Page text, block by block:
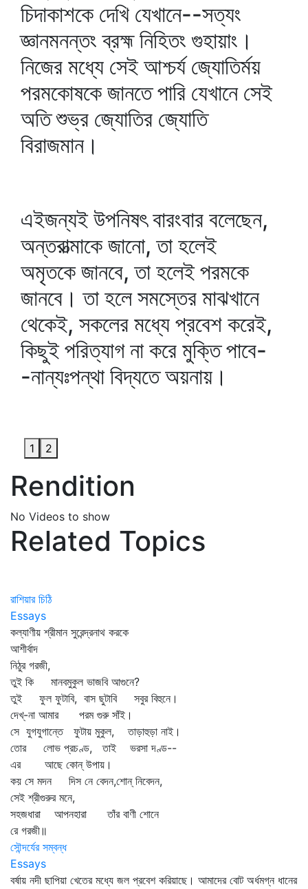
চিদাকাশকে দেখি যেখানে--সত্যং
জ্ঞানমনন্তং ব্রহ্ম নিহিতং গুহায়াং।
নিজের মধ্যে সেই আশ্চর্য জ্যোতির্ময়
পরমকোষকে জানতে পারি যেখানে সেই
অতি শুভ্র জ্যোতির জ্যোতি
বিরাজমান।
এইজন্যই উপনিষৎ বারংবার বলেছেন,
অন্তরাত্মাকে জানো, তা হলেই
অমৃতকে জানবে, তা হলেই পরমকে
জানবে। তা হলে সমস্তের মাঝখানে
থেকেই, সকলের মধ্যে প্রবেশ করেই,
কিছুই পরিত্যাগ না করে মুক্তি পাবে-
-নান্যঃপন্থা বিদ্যতে অয়নায়।
1 2
Rendition
No Videos to show
Related Topics
রাশিয়ার চিঠি
Essays
কল্যাণীয় শ্রীমান সুরেন্দ্রনাথ করকে
আশীর্বাদ
নিঠুর গরজী,
তুই কি মানবমুকুল ভাজবি আগুনে?
তুই ফুল ফুটাবি, বাস ছুটাবি সবুর বিহুনে।
দেখ্‌-না আমার পরম গুরু সাঁই।
সে যুগযুগান্তে ফুটায় মুকুল, তাড়াহুড়া নাই।
তোর লোভ প্রচণ্ড, তাই ভরসা দণ্ড--
এর আছে কোন্‌ উপায়।
কয় সে মদন দিস নে বেদন,শোন্‌ নিবেদন,
সেই শ্রীগুরুর মনে,
সহজধারা আপনহারা তাঁর বাণী শোনে
রে গরজী॥
সৌন্দর্যের সম্বন্ধ
Essays
বর্ষায় নদী ছাপিয়া খেতের মধ্যে জল প্রবেশ করিয়াছে। আমাদের বোট অর্ধমগ্ন ধানের